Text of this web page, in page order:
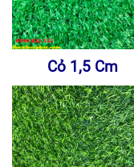
Cỏ 1,5 Cm